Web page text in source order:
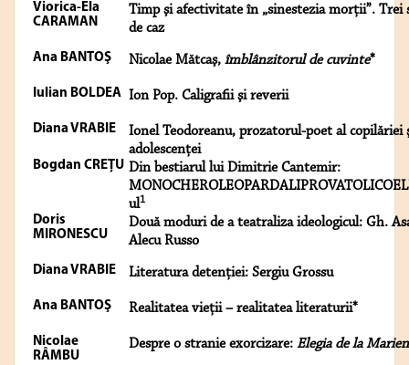
Viorica-Ela
CARAMAN
Timp şi afectivitate în „sinestezia morţii”. Trei
de caz
Ana BANTOŞ Nicolae Mătcaş, îmblânzitorul de cuvinte*
Iulian BOLDEA Ion Pop. Caligrafii şi reverii
Diana VRABIE
Ionel Teodoreanu, prozatorul-poet al copilăriei
adolescenţei
Bogdan CREŢU Din bestiarul lui Dimitrie Cantemir:
ul1
Doris
MIRONESCU
Două moduri de a teatraliza ideologicul: Gh.
Alecu Russo
Diana VRABIE Literatura detenţiei: Sergiu Grossu
Ana BANTOŞ Realitatea vieţii – realitatea literaturii*
Nicolae
RÂMBU
Despre o stranie exorcizare: Elegia de la